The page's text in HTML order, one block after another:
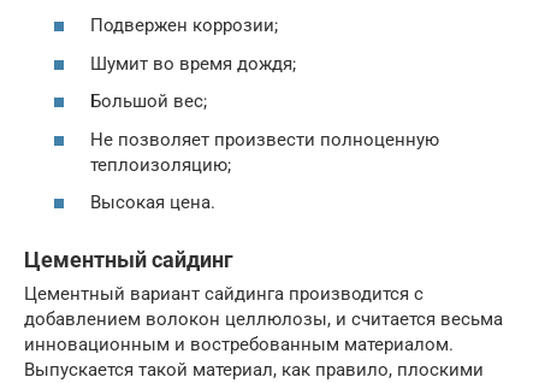
Подвержен коррозии;
Шумит во время дождя;
Большой вес;
Не позволяет произвести полноценную
теплоизоляцию;
Высокая цена.
Цементный сайдинг
Цементный вариант сайдинга производится с
добавлением волокон целлюлозы, и считается весьма
инновационным и востребованным материалом.
Выпускается такой материал, как правило, плоскими